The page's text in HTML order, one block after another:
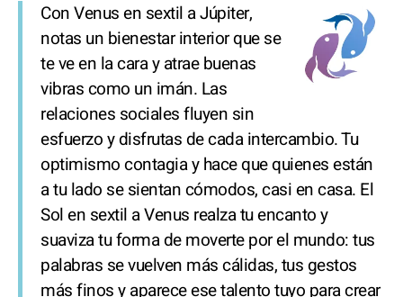
Con Venus en sextil a Júpiter,
notas un bienestar interior que se
te ve en la cara y atrae buenas
vibras como un imán. Las
relaciones sociales fluyen sin
esfuerzo y disfrutas de cada intercambio. Tu
optimismo contagia y hace que quienes están
a tu lado se sientan cómodos, casi en casa. El
Sol en sextil a Venus realza tu encanto y
suaviza tu forma de moverte por el mundo: tus
palabras se vuelven más cálidas, tus gestos
más finos y aparece ese talento tuyo para crear